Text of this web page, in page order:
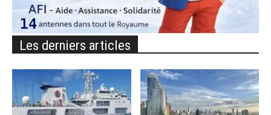
Les derniers articles